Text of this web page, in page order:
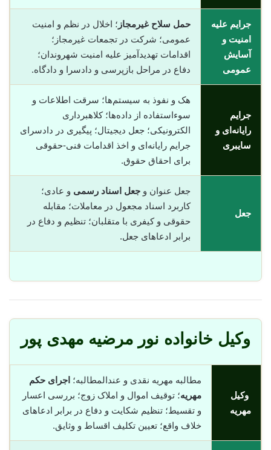
جرایم علیه
امنیت و
آسایش
عمومی
حمل سلاح غیرمجاز ؛ اخلال در نظم و امنیت
عمومی؛ شرکت در تجمعات غیرمجاز؛
اقدامات تهدیدآمیز علیه امنیت شهروندان؛
دفاع در مراحل بازپرسی و دادسرا و دادگاه.
جرایم
رایانه‌ای و
سایبری
هک و نفوذ به سیستم‌ها؛ سرقت اطلاعات و
سوء‌استفاده از داده‌ها؛ کلاهبرداری
الکترونیکی؛ جعل دیجیتال؛ پیگیری در دادسرای
جرایم رایانه‌ای و اخذ اقدامات فنی-حقوقی
برای احقاق حقوق.
جعل
جعل عنوان و جعل اسناد رسمی و عادی؛
کاربرد اسناد مجعول در معاملات؛ مقابله
حقوقی و کیفری با متقلبان؛ تنظیم و دفاع در
برابر ادعاهای جعل.
وکیل خانواده نور مرضیه مهدی پور
وکیل
مهریه
مطالبه مهریه نقدی و عندالمطالبه؛ اجرای حکم
مهریه؛ توقیف اموال و املاک زوج؛ بررسی اعسار
و تقسیط؛ تنظیم شکایت و دفاع در برابر ادعاهای
خلاف واقع؛ تعیین تکلیف اقساط و وثایق.